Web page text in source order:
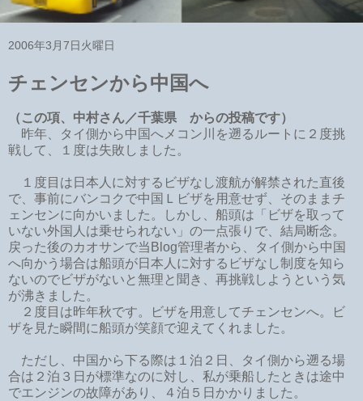
2006年3月7日火曜日
チェンセンから中国へ
（この項、中村さん／千葉県 からの投稿です）
昨年、タイ側から中国へメコン川を遡るルートに２度挑
戦して、１度は失敗しました。
１度目は日本人に対するビザなし渡航が解禁された直後
で、事前にバンコクで中国Ｌビザを用意せず、そのままチ
ェンセンに向かいました。しかし、船頭は「ビザを取って
いない外国人は乗せられない」の一点張りで、結局断念。
戻った後のカオサンで当Blog管理者から、タイ側から中国
へ向かう場合は船頭が日本人に対するビザなし制度を知ら
ないのでビザがないと無理と聞き、再挑戦しようという気
が沸きました。
２度目は昨年秋です。ビザを用意してチェンセンへ。ビ
ザを見た瞬間に船頭が笑顔で迎えてくれました。
ただし、中国から下る際は１泊２日、タイ側から遡る場
合は２泊３日が標準なのに対し、私が乗船したときは途中
でエンジンの故障があり、４泊５日かかりました。